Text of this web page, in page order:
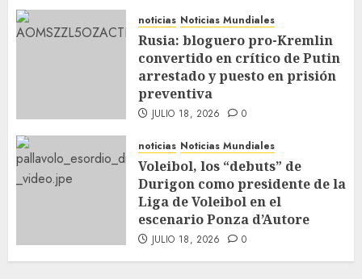
noticias Noticias Mundiales
Rusia: bloguero pro-Kremlin
convertido en crítico de Putin
arrestado y puesto en prisión
preventiva
JULIO 18, 2026 0
noticias Noticias Mundiales
Voleibol, los “debuts” de
Durigon como presidente de la
Liga de Voleibol en el
escenario Ponza d’Autore
JULIO 18, 2026 0